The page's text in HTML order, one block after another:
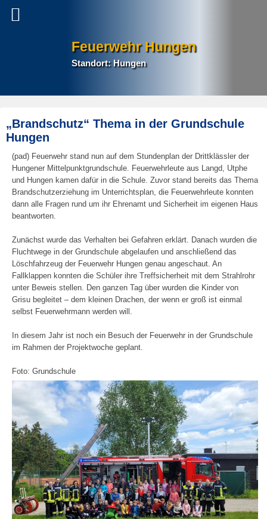
Feuerwehr Hungen
Standort: Hungen
„Brandschutz“ Thema in der Grundschule
Hungen
(pad) Feuerwehr stand nun auf dem Stundenplan der Drittklässler der
Hungener Mittelpunktgrundschule. Feuerwehrleute aus Langd, Utphe
und Hungen kamen dafür in die Schule. Zuvor stand bereits das Thema
Brandschutzerziehung im Unterrichtsplan, die Feuerwehrleute konnten
dann alle Fragen rund um ihr Ehrenamt und Sicherheit im eigenen Haus
beantworten.
Zunächst wurde das Verhalten bei Gefahren erklärt. Danach wurden die
Fluchtwege in der Grundschule abgelaufen und anschließend das
Löschfahrzeug der Feuerwehr Hungen genau angeschaut. An
Fallklappen konnten die Schüler ihre Treffsicherheit mit dem Strahlrohr
unter Beweis stellen. Den ganzen Tag über wurden die Kinder von
Grisu begleitet – dem kleinen Drachen, der wenn er groß ist einmal
selbst Feuerwehrmann werden will.
In diesem Jahr ist noch ein Besuch der Feuerwehr in der Grundschule
im Rahmen der Projektwoche geplant.
Foto: Grundschule